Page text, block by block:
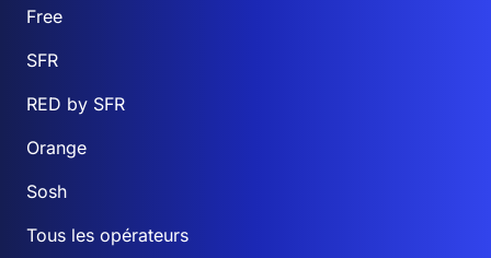
Free
SFR
RED by SFR
Orange
Sosh
Tous les opérateurs